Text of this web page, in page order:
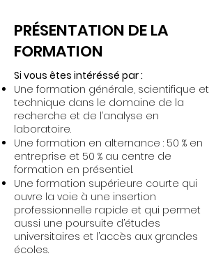
PRÉSENTATION DE LA
FORMATION
Si vous êtes intéréssé par :
Une formation générale, scientifique et
technique dans le domaine de la
recherche et de l’analyse en
laboratoire.
Une formation en alternance : 50 % en
entreprise et 50 % au centre de
formation en présentiel.
Une formation supérieure courte qui
ouvre la voie à une insertion
professionnelle rapide et qui permet
aussi une poursuite d’études
universitaires et l’accès aux grandes
écoles.